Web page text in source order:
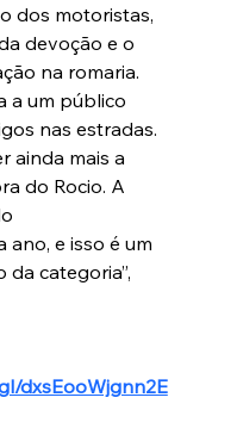
dos motoristas,
devoção e o
na romaria.
a um público
nas estradas.
ainda mais a
do Rocio. A
ano, e isso é um
categoria”,
dxsEooWjgnn2E